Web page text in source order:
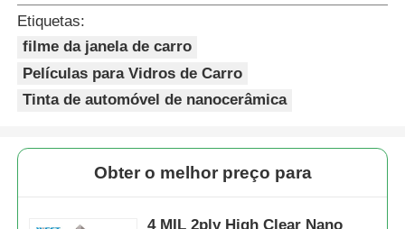
Etiquetas:
filme da janela de carro
Películas para Vidros de Carro
Tinta de automóvel de nanocerâmica
Obter o melhor preço para
4 MIL 2ply High Clear Nano